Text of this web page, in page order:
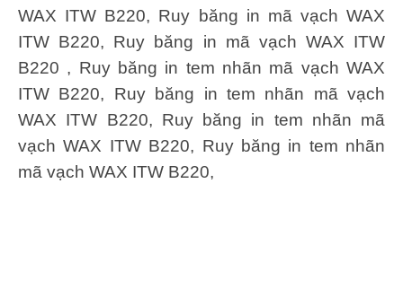
WAX ITW B220, Ruy băng in mã vạch WAX
ITW B220, Ruy băng in mã vạch WAX ITW
B220 , Ruy băng in tem nhãn mã vạch WAX
ITW B220, Ruy băng in tem nhãn mã vạch
WAX ITW B220, Ruy băng in tem nhãn mã
vạch WAX ITW B220, Ruy băng in tem nhãn
mã vạch WAX ITW B220,